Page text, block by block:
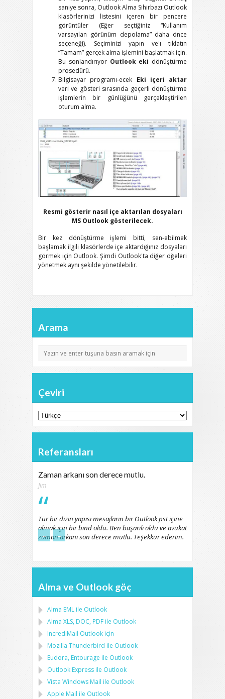
saniye sonra, Outlook Alma Sihirbazı Outlook
klasörlerinizi listesini içeren bir pencere
görüntüler (Eğer seçtiğiniz “Kullanım
varsayılan görünüm depolama” daha önce
seçeneği). Seçiminizi yapın ve'ı tıklatın
“Tamam” gerçek alma işlemini başlatmak için.
Bu sonlandırıyor Outlook eki dönüştürme
prosedürü.
Bilgisayar programı-ecek Eki içeri aktar
veri ve gösteri sırasında geçerli dönüştürme
işlemlerin bir günlüğünü gerçekleştirilen
oturum alma.
Resmi gösterir nasıl içe aktarılan dosyaları
MS Outlook gösterilecek.
Bir kez dönüştürme işlemi bitti, sen-ebilmek
başlamak ilgili klasörlerde içe aktardığınız dosyaları
görmek için Outlook. Şimdi Outlook'ta diğer öğeleri
yönetmek aynı şekilde yönetilebilir.
Arama
Çeviri
Referansları
Zaman arkanı son derece mutlu.
Jim
Tür bir dizin yapısı mesajların bir Outlook pst içine
almak için bir bind oldu. Ben başarılı oldu ve avukat
zaman arkanı son derece mutlu. Teşekkür ederim.
← →
Alma ve Outlook göç
Alma EML ile Outlook
Alma XLS, DOC, PDF ile Outlook
IncrediMail Outlook için
Mozilla Thunderbird ile Outlook
Eudora, Entourage ile Outlook
Outlook Express ile Outlook
Vista Windows Mail ile Outlook
Apple Mail ile Outlook